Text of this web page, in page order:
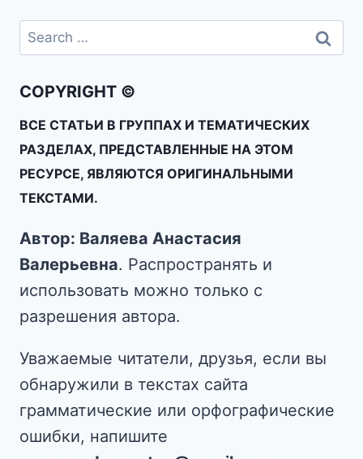
COPYRIGHT ©
ВСЕ СТАТЬИ В ГРУППАХ И ТЕМАТИЧЕСКИХ
РАЗДЕЛАХ, ПРЕДСТАВЛЕННЫЕ НА ЭТОМ
РЕСУРСЕ, ЯВЛЯЮТСЯ ОРИГИНАЛЬНЫМИ
ТЕКСТАМИ.
Автор: Валяева Анастасия
Валерьевна. Распространять и
использовать можно только с
разрешения автора.
Уважаемые читатели, друзья, если вы
обнаружили в текстах сайта
грамматические или орфографические
ошибки, напишите